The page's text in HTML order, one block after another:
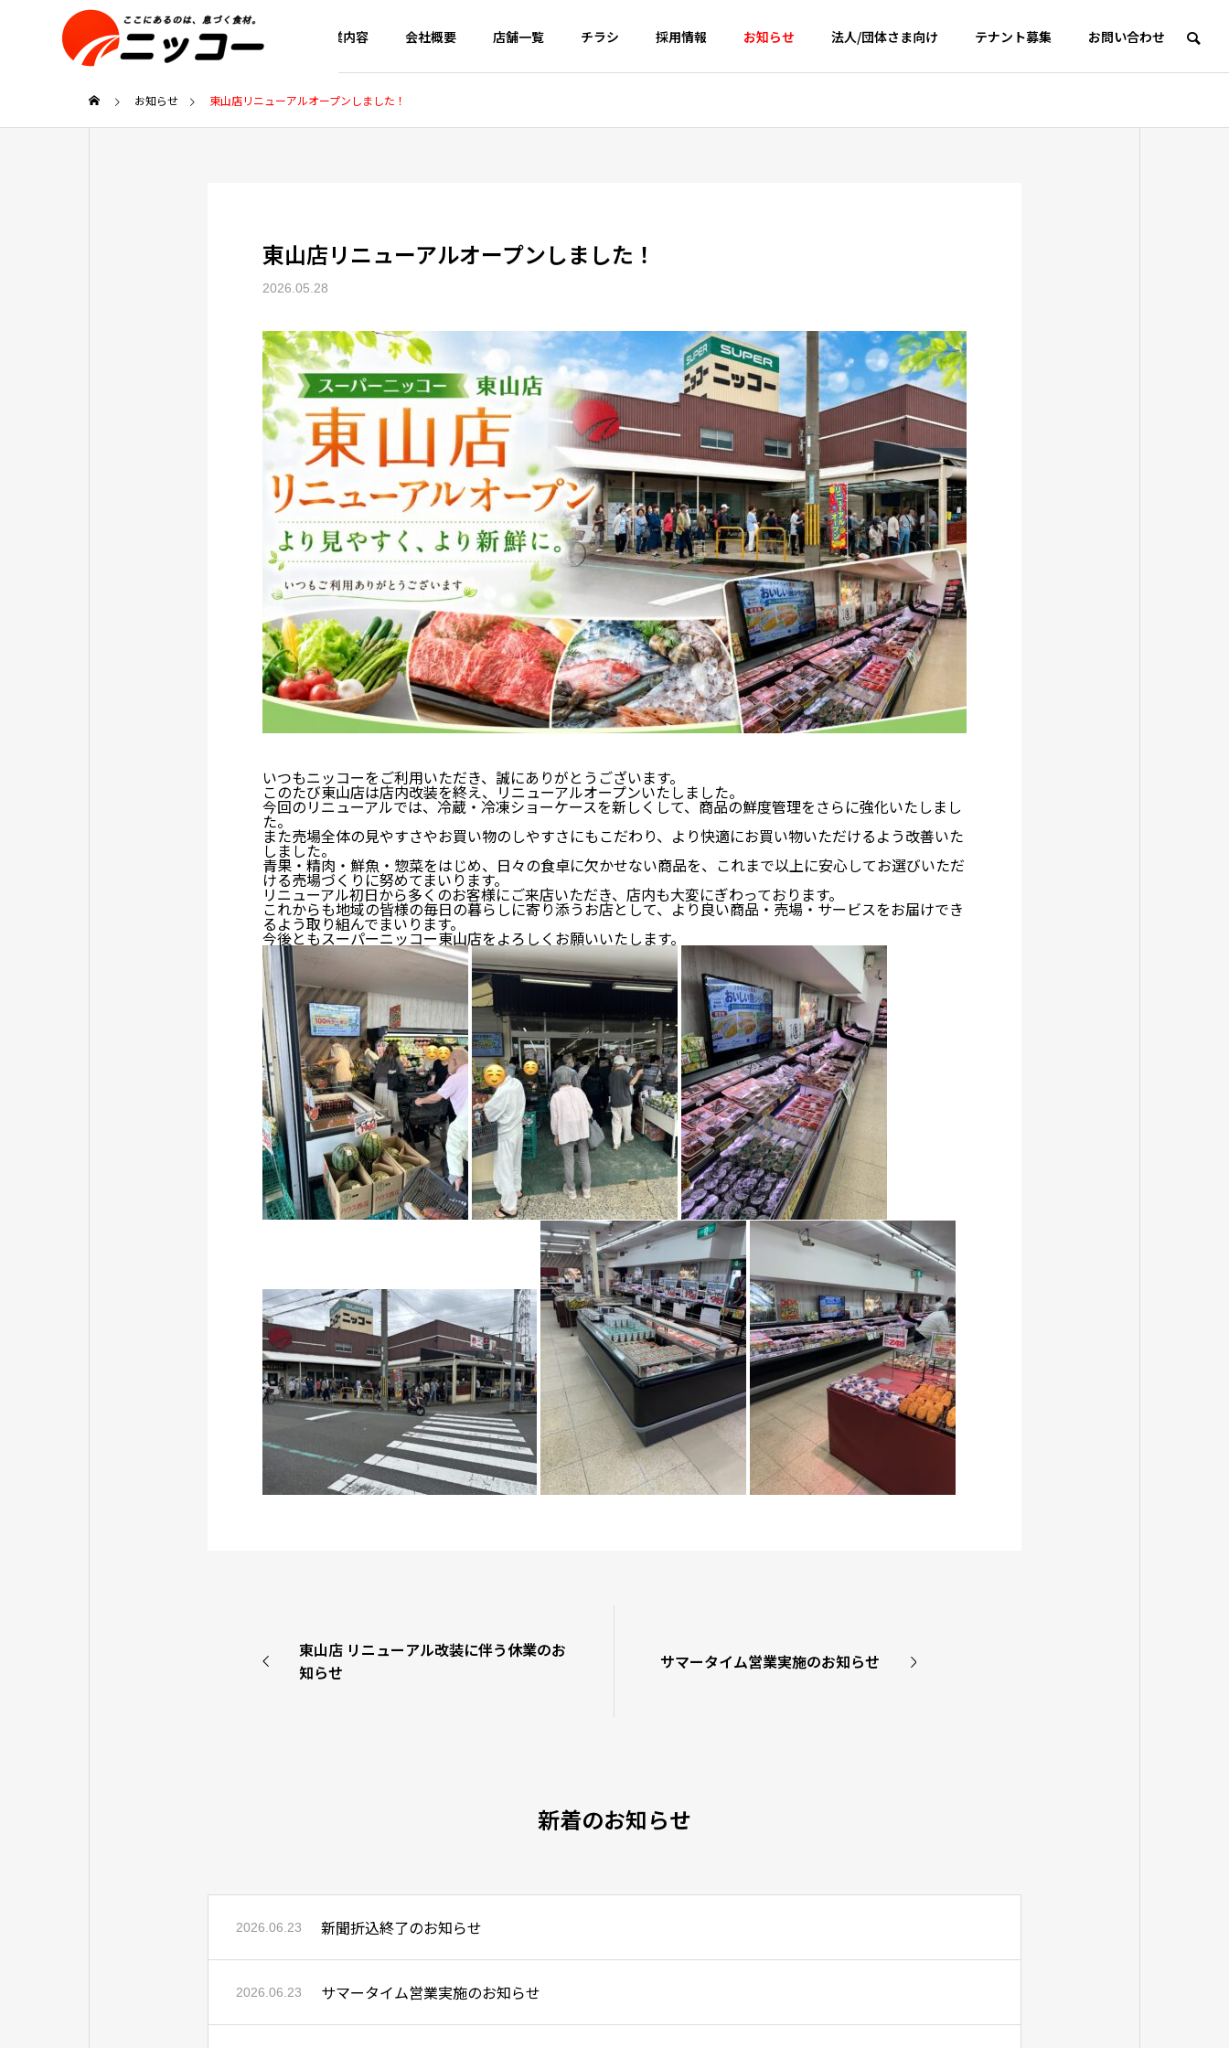
事業内容 会社概要 店舗一覧 チラシ 採用情報 お知らせ 法人/団体さま向け テナント募集 お問い合わせ
圧倒的鮮度をお届けしたい
DX
デジタルトランスフォーメーション ワクワクするお買い物体験
お知らせ 東山店リニューアルオープンしました！
東山店リニューアルオープンしました！
2026.05.28
いつもニッコーをご利用いただき、誠にありがとうございます。
このたび東山店は店内改装を終え、リニューアルオープンいたしました。
今回のリニューアルでは、冷蔵・冷凍ショーケースを新しくして、商品の鮮度管理をさらに強化いたしまし
た。
また売場全体の見やすさやお買い物のしやすさにもこだわり、より快適にお買い物いただけるよう改善いた
しました。
青果・精肉・鮮魚・惣菜をはじめ、日々の食卓に欠かせない商品を、これまで以上に安心してお選びいただ
ける売場づくりに努めてまいります。
リニューアル初日から多くのお客様にご来店いただき、店内も大変にぎわっております。
これからも地域の皆様の毎日の暮らしに寄り添うお店として、より良い商品・売場・サービスをお届けでき
るよう取り組んでまいります。
今後ともスーパーニッコー東山店をよろしくお願いいたします。
東山店 リニューアル改装に伴う休業のお
知らせ
サマータイム営業実施のお知らせ
新着のお知らせ
2026.06.23 新聞折込終了のお知らせ
2026.06.23 サマータイム営業実施のお知らせ